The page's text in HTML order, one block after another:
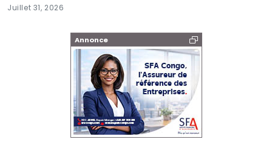
Annonce
Juillet 31, 2026